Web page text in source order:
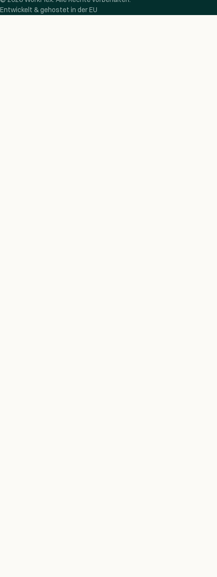
Entwickelt & gehostet in der EU